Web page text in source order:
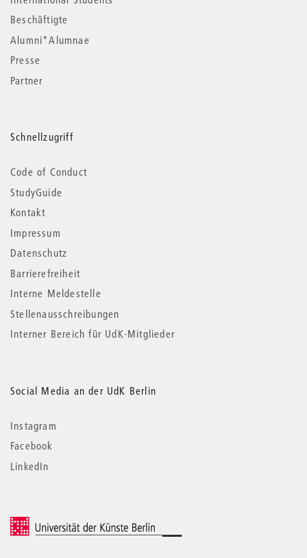
Beschäftigte
Alumni*Alumnae
Presse
Partner
Schnellzugriff
Code of Conduct
StudyGuide
Kontakt
Impressum
Datenschutz
Barrierefreiheit
Interne Meldestelle
Stellenausschreibungen
Interner Bereich für UdK-Mitglieder
Social Media an der UdK Berlin
Instagram
Facebook
LinkedIn
© 2026 Universität der Künste Berlin